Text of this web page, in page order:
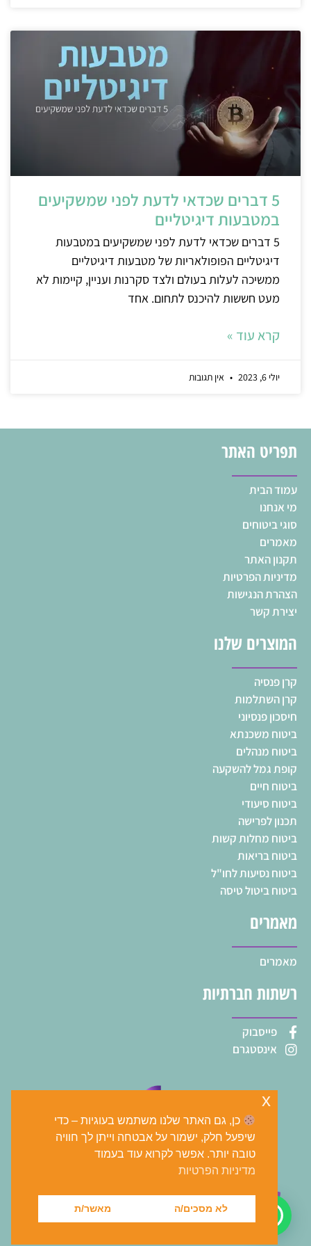
5 דברים שכדאי לדעת לפני שמשקיעים
במטבעות דיגיטליים
5 דברים שכדאי לדעת לפני שמשקיעים במטבעות
דיגיטליים הפופולאריות של מטבעות דיגיטליים
ממשיכה לעלות בעולם ולצד סקרנות ועניין, קיימות לא
מעט חששות להיכנס לתחום. אחד
קרא עוד »
יולי 6, 2023 אין תגובות
כן, גם האתר שלנו משתמש בעוגיות – כדי
שיפעל חלק, ישמור על אבטחה וייתן לך חוויה
טובה יותר. אפשר לקרוא עוד בעמוד
מדיניות הפרטיות
לא מסכים/ה מאשר/ת
x
תפריט האתר
עמוד הבית
מי אנחנו
סוגי ביטוחים
מאמרים
תקנון האתר
מדיניות הפרטיות
הצהרת הנגישות
יצירת קשר
המוצרים שלנו
קרן פנסיה
קרן השתלמות
חיסכון פנסיוני
ביטוח משכנתא
ביטוח מנהלים
קופת גמל להשקעה
ביטוח חיים
ביטוח סיעודי
תכנון לפרישה
ביטוח מחלות קשות
ביטוח בריאות
ביטוח נסיעות לחו"ל
ביטוח ביטול טיסה
מאמרים
מאמרים
רשתות חברתיות
פייסבוק
אינסטגרם
073-2271413
tomer@shalem-bit.co.il
שמירה אימבר גדיש 9 ,